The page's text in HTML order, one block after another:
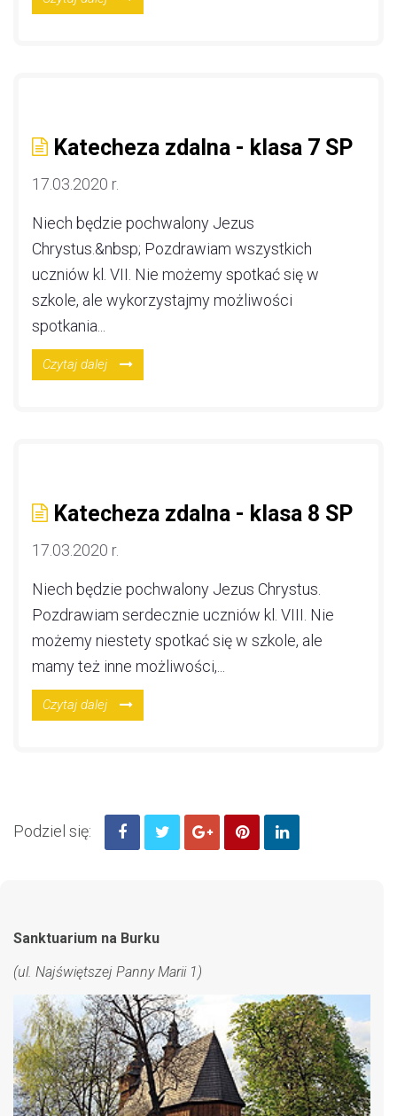
Katecheza zdalna - klasa 7 SP
17.03.2020 r.
Niech będzie pochwalony Jezus
Chrystus.&nbsp; Pozdrawiam wszystkich
uczniów kl. VII. Nie możemy spotkać się w
szkole, ale wykorzystajmy możliwości
spotkania...
Czytaj dalej
Katecheza zdalna - klasa 8 SP
17.03.2020 r.
Niech będzie pochwalony Jezus Chrystus.
Pozdrawiam serdecznie uczniów kl. VIII. Nie
możemy niestety spotkać się w szkole, ale
mamy też inne możliwości,...
Czytaj dalej
Podziel się:
Sanktuarium na Burku
(ul. Najświętszej Panny Marii 1)